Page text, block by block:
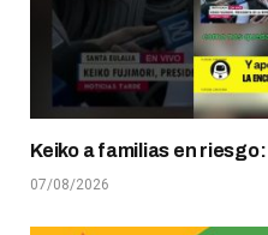
Keiko a familias en riesgo:
07/08/2026